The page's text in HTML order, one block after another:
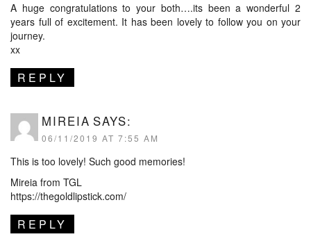
A huge congratulations to your both….its been a wonderful 2
years full of excitement. It has been lovely to follow you on your
journey.
xx
REPLY
MIREIA SAYS:
06/11/2019 AT 7:55 AM
This is too lovely! Such good memories!
Mireia from TGL
https://thegoldlipstick.com/
REPLY